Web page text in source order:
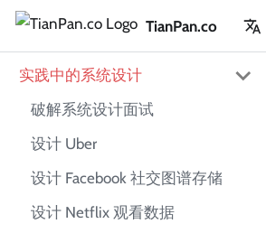
TianPan.co
实践中的系统设计
破解系统设计面试
设计 Uber
设计 Facebook 社交图谱存储
设计 Netflix 观看数据